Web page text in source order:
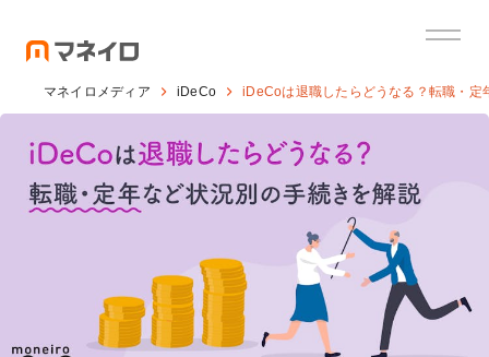
マネイロメディア iDeCo iDeCoは退職したらどうなる？転職・定